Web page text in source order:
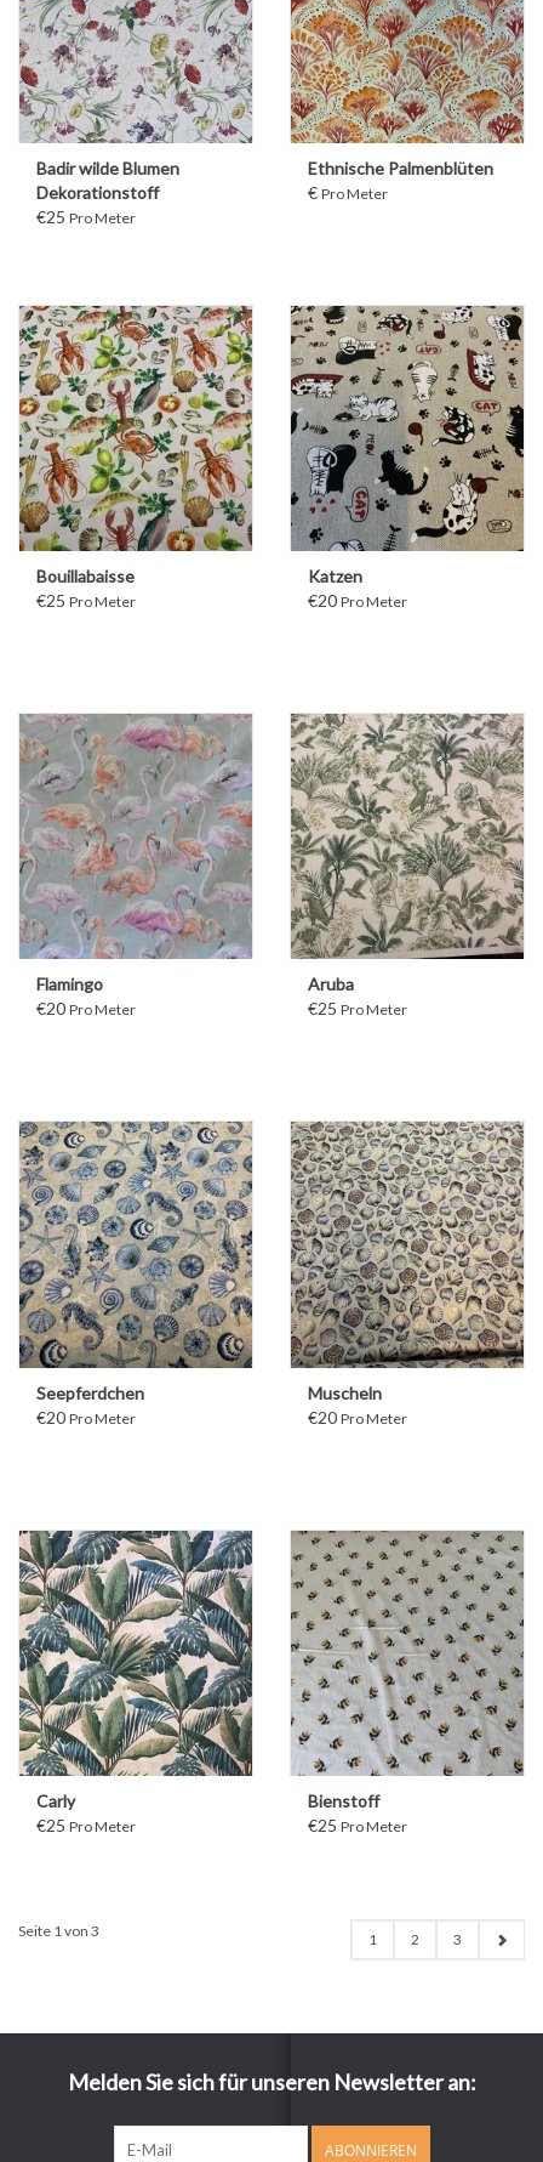
Badir wilde Blumen
Dekorationstoff
€25 Pro Meter
Ethnische Palmenblüten
€ Pro Meter
Bouillabaisse
€25 Pro Meter
Katzen
€20 Pro Meter
Flamingo
€20 Pro Meter
Aruba
€25 Pro Meter
Seepferdchen
€20 Pro Meter
Muscheln
€20 Pro Meter
Carly
€25 Pro Meter
Bienstoff
€25 Pro Meter
Seite 1 von 3 1 2 3
Melden Sie sich für unseren Newsletter an:
ABONNIEREN